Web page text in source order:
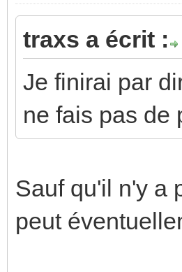
traxs a écrit :
Je finirai par
ne fais pas de
Sauf qu'il n'y a
peut